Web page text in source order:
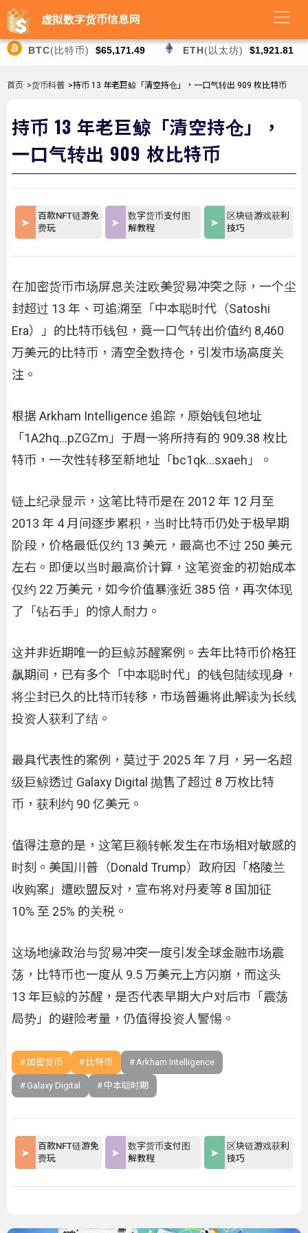
虚拟数字货币信息网
BTC(比特币) $65,171.49 ETH(以太坊) $1,921.81
首页 >货币科普 >持币 13 年老巨鲸「清空持仓」，一口气转出 909 枚比特币
持币 13 年老巨鲸「清空持仓」，
一口气转出 909 枚比特币
百款NFT链游免
费玩
数字货币支付图
解教程
区块链游戏获利
技巧
在加密货币市场屏息关注欧美贸易冲突之际，一个尘
封超过 13 年、可追溯至「中本聪时代（Satoshi
Era）」的比特币钱包，竟一口气转出价值约 8,460
万美元的比特币，清空全数持仓，引发市场高度关
注。
根据 Arkham Intelligence 追踪，原始钱包地址
「1A2hq…pZGZm」于周一将所持有的 909.38 枚比
特币，一次性转移至新地址「bc1qk…sxaeh」。
链上纪录显示，这笔比特币是在 2012 年 12 月至
2013 年 4 月间逐步累积，当时比特币仍处于极早期
阶段，价格最低仅约 13 美元，最高也不过 250 美元
左右。即便以当时最高价计算，这笔资金的初始成本
仅约 22 万美元，如今价值暴涨近 385 倍，再次体现
了「钻石手」的惊人耐力。
这并非近期唯一的巨鲸苏醒案例。去年比特币价格狂
飙期间，已有多个「中本聪时代」的钱包陆续现身，
将尘封已久的比特币转移，市场普遍将此解读为长线
投资人获利了结。
最具代表性的案例，莫过于 2025 年 7 月，另一名超
级巨鲸透过 Galaxy Digital 抛售了超过 8 万枚比特
币，获利约 90 亿美元。
值得注意的是，这笔巨额转帐发生在市场相对敏感的
时刻。美国川普（Donald Trump）政府因「格陵兰
收购案」遭欧盟反对，宣布将对丹麦等 8 国加征
10% 至 25% 的关税。
这场地缘政治与贸易冲突一度引发全球金融市场震
荡，比特币也一度从 9.5 万美元上方闪崩，而这头
13 年巨鲸的苏醒，是否代表早期大户对后市「震荡
局势」的避险考量，仍值得投资人警惕。
加密货币 比特币 Arkham Intelligence
Galaxy Digital 中本聪时期
百款NFT链游免
费玩
数字货币支付图
解教程
区块链游戏获利
技巧